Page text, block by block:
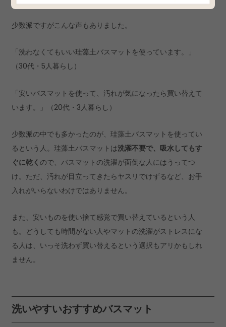
少数派ですがこんな声もありました。
「洗わなくてもいい珪藻土バスマットを使っています。」
（30代・5人暮らし）
「安いバスマットを使って、汚れが気になったら買い替えて
います。」（20代・3人暮らし）
少数派の中でも多かったのが、珪藻土バスマットを使ってい
るという人。珪藻土バスマットは洗濯不要で、吸水してもす
ぐに乾くので、バスマットの洗濯が面倒な人にはうってつ
け。ただ、汚れが目立ってきたらヤスリでけずるなど、お手
入れがいらないわけではありません。
また、安いものを使い捨て感覚で買い替えているという人
も。どうしても時間がない人やマットの洗濯がストレスにな
る人は、いっそ洗わず買い替えるという選択もアリかもしれ
ません。
洗いやすいおすすめバスマット